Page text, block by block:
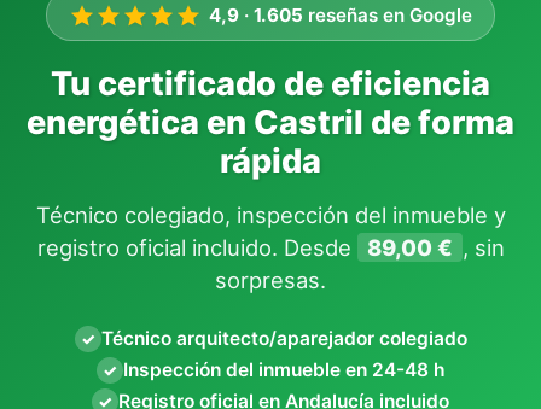
4,9 · 1.605 reseñas en Google
Tu certificado de eficiencia
energética en Castril de forma
rápida
Técnico colegiado, inspección del inmueble y
registro oficial incluido. Desde
89,00 € , sin
sorpresas.
✓ Técnico arquitecto/aparejador colegiado
✓ Inspección del inmueble en 24-48 h
✓ Registro oficial en Andalucía incluido